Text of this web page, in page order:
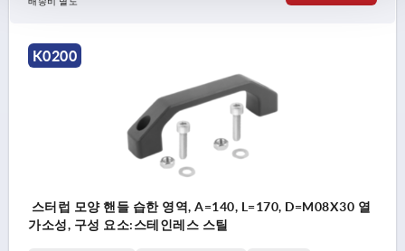
K0200
스터럽 모양 핸들 습한 영역, A=140, L=170, D=M08X30 열
가소성, 구성 요소:스테인레스 스틸